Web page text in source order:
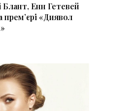
Блант, Енн Гетевей
премʼєрі «Диявол